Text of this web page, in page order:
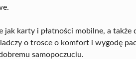
karty i płatności mobilne, a także
o trosce o komfort i wygodę
samopoczuciu.